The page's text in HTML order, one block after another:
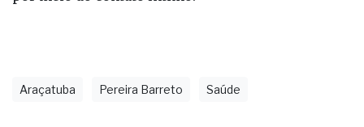
Araçatuba Pereira Barreto Saúde